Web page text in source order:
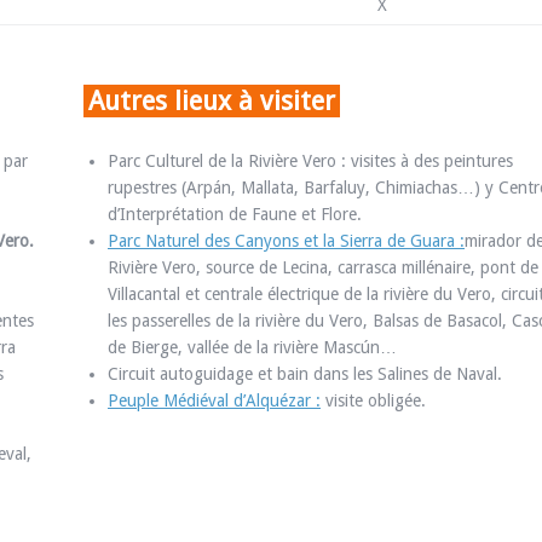
X
par
Autres lieux à visiter
Parc Culturel de la Rivière Vero : visites à des peintures
rupestres (Arpán, Mallata, Barfaluy, Chimiachas…) y
d’Interprétation de Faune et Flore.
Parc Naturel des Canyons et la Sierra de Guara :mirador
Rivière Vero, source de Lecina, carrasca millénaire, pont de
Villacantal et centrale électrique de la rivière du Vero,
les passerelles de la rivière du Vero, Balsas de Basacol,
de Bierge, vallée de la rivière Mascún…
Circuit autoguidage et bain dans les Salines de Naval.
Peuple Médiéval d’Alquézar : visite obligée.